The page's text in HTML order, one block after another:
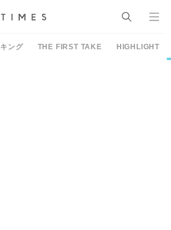
ング THE FIRST TAKE HIGHLIGHT